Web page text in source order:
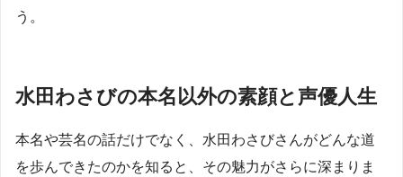
う。
水田わさびの本名以外の素顔と声優人生
本名や芸名の話だけでなく、水田わさびさんがどんな道
を歩んできたのかを知ると、その魅力がさらに深まりま